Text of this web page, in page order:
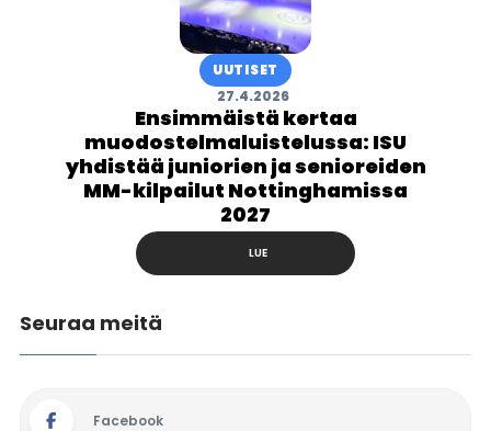
UUTISET
27.4.2026
Ensimmäistä kertaa
muodostelmaluistelussa: ISU
yhdistää juniorien ja senioreiden
MM-kilpailut Nottinghamissa
2027
LUE
Seuraa meitä
Facebook